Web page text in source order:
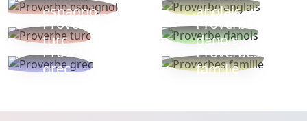
espagnol
anglais
Proverbe
turc
Proverbe
danois
Proverbe
grec
Proverbes
famille